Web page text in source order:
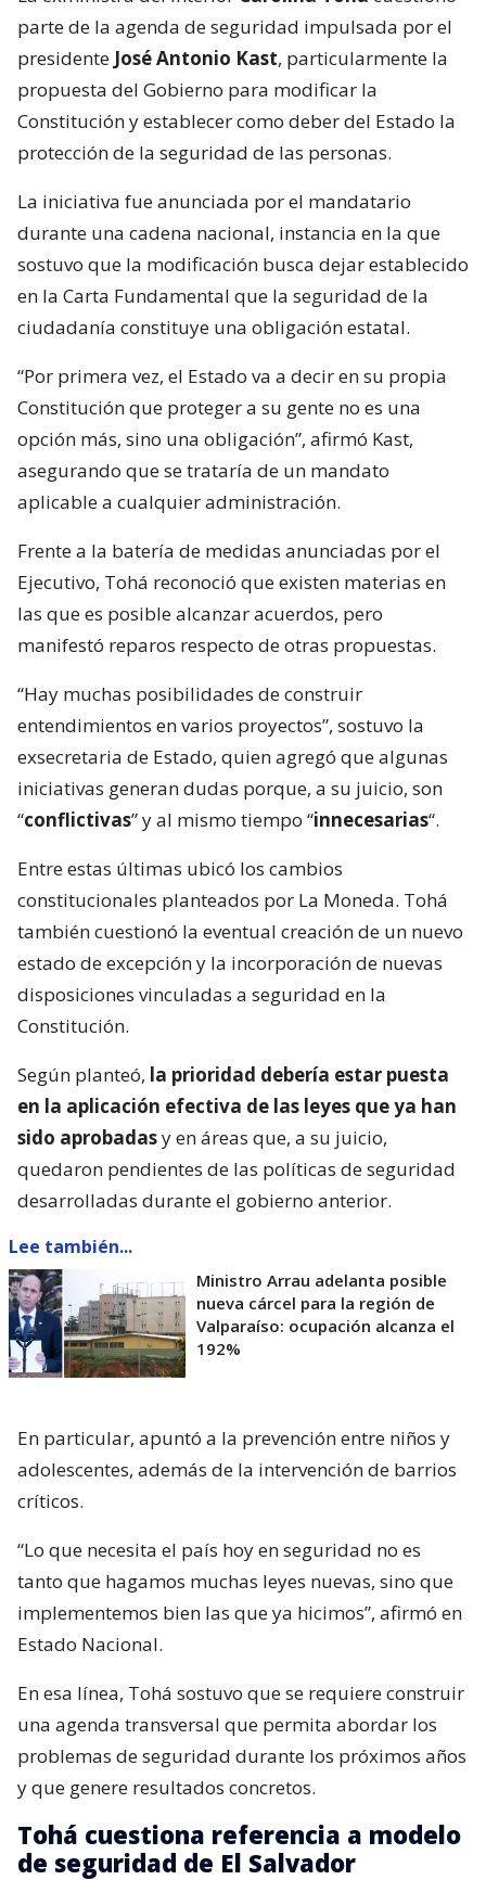
parte de la agenda de seguridad impulsada por el
presidente José Antonio Kast, particularmente la
propuesta del Gobierno para modificar la
Constitución y establecer como deber del Estado la
protección de la seguridad de las personas.
La iniciativa fue anunciada por el mandatario
durante una cadena nacional, instancia en la que
sostuvo que la modificación busca dejar establecido
en la Carta Fundamental que la seguridad de la
ciudadanía constituye una obligación estatal.
“Por primera vez, el Estado va a decir en su propia
Constitución que proteger a su gente no es una
opción más, sino una obligación”, afirmó Kast,
asegurando que se trataría de un mandato
aplicable a cualquier administración.
Frente a la batería de medidas anunciadas por el
Ejecutivo, Tohá reconoció que existen materias en
las que es posible alcanzar acuerdos, pero
manifestó reparos respecto de otras propuestas.
“Hay muchas posibilidades de construir
entendimientos en varios proyectos”, sostuvo la
exsecretaria de Estado, quien agregó que algunas
iniciativas generan dudas porque, a su juicio, son
“conflictivas” y al mismo tiempo “innecesarias“.
Entre estas últimas ubicó los cambios
constitucionales planteados por La Moneda. Tohá
también cuestionó la eventual creación de un nuevo
estado de excepción y la incorporación de nuevas
disposiciones vinculadas a seguridad en la
Constitución.
Según planteó, la prioridad debería estar puesta
en la aplicación efectiva de las leyes que ya han
sido aprobadasy en áreas que, a su juicio,
quedaron pendientes de las políticas de seguridad
desarrolladas durante el gobierno anterior.
Lee también...
Ministro Arrau adelanta posible
nueva cárcel para la región de
Valparaíso: ocupación alcanza el
192%
En particular, apuntó a la prevención entre niños y
adolescentes, además de la intervención de barrios
críticos.
“Lo que necesita el país hoy en seguridad no es
tanto que hagamos muchas leyes nuevas, sino que
implementemos bien las que ya hicimos”, afirmó en
Estado Nacional.
En esa línea, Tohá sostuvo que se requiere construir
una agenda transversal que permita abordar los
problemas de seguridad durante los próximos años
y que genere resultados concretos.
Tohá cuestiona referencia a modelo
de seguridad de El Salvador